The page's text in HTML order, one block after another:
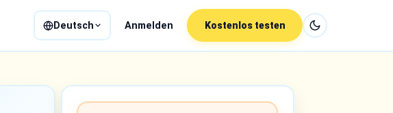
Deutsch Anmelden Kostenlos testen